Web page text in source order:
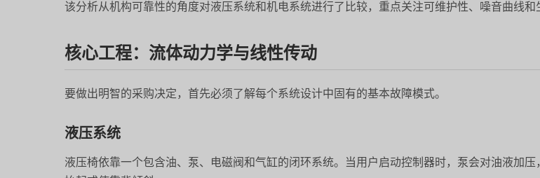
该分析从机构可靠性的角度对液压系统和机电系统进行了比较，重点关注可维护性、噪音曲线和
核心工程：流体动力学与线性传动
要做出明智的采购决定，首先必须了解每个系统设计中固有的基本故障模式。
液压系统
液压椅依靠一个包含油、泵、电磁阀和气缸的闭环系统。当用户启动控制器时，泵会对油液加